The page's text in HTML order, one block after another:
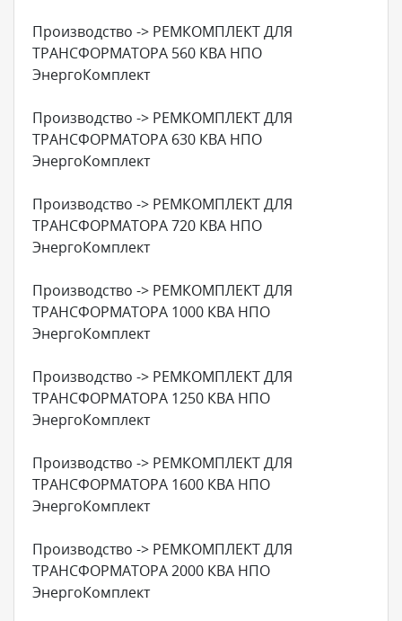
Производство -> РЕМКОМПЛЕКТ ДЛЯ
ТРАНСФОРМАТОРА 560 КВА НПО
ЭнергоКомплект
Производство -> РЕМКОМПЛЕКТ ДЛЯ
ТРАНСФОРМАТОРА 630 КВА НПО
ЭнергоКомплект
Производство -> РЕМКОМПЛЕКТ ДЛЯ
ТРАНСФОРМАТОРА 720 КВА НПО
ЭнергоКомплект
Производство -> РЕМКОМПЛЕКТ ДЛЯ
ТРАНСФОРМАТОРА 1000 КВА НПО
ЭнергоКомплект
Производство -> РЕМКОМПЛЕКТ ДЛЯ
ТРАНСФОРМАТОРА 1250 КВА НПО
ЭнергоКомплект
Производство -> РЕМКОМПЛЕКТ ДЛЯ
ТРАНСФОРМАТОРА 1600 КВА НПО
ЭнергоКомплект
Производство -> РЕМКОМПЛЕКТ ДЛЯ
ТРАНСФОРМАТОРА 2000 КВА НПО
ЭнергоКомплект